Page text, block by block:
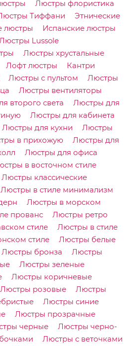
Люстры флористика
Тиффани
Этнические
люстры
Испанские люстры
Lussole
Люстры хрустальные
Лофт люстры
Кантри
Люстры с пультом
Люстры
Люстры вентиляторы
второго света
Люстры для
Люстры для кабинета
Люстры для кухни
Люстры
в прихожую
Люстры для
Люстры для офиса
в восточном стиле
Люстры классические
Люстры в стиле минимализм
Люстры в морском
прованс
Люстры ретро
стиле
Люстры в стиле
стиле
Люстры белые
Люстры бронза
Люстры
Люстры зеленые
Люстры коричневые
Люстры розовые
Люстры
Люстры синие
Люстры прозрачные
черные
Люстры черно-
Люстры с веточками